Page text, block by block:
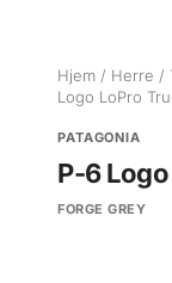
Hjem / Herre /
Logo LoPro
PATAGONIA
P-6
FORGE GREY